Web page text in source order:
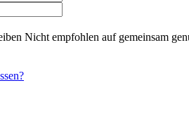
Nicht empfohlen auf gemeinsam